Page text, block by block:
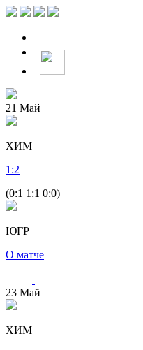
21 Май
ХИМ
1 :2
(0:1 1:1 0:0)
ЮГР
О матче
23 Май
ХИМ